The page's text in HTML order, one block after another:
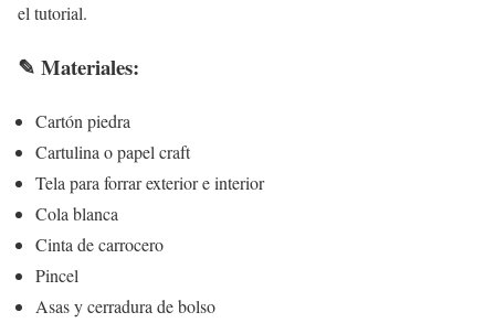
el tutorial.
✎ Materiales:
Cartón piedra
Cartulina o papel craft
Tela para forrar exterior e interior
Cola blanca
Cinta de carrocero
Pincel
Asas y cerradura de bolso